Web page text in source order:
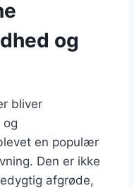
og
bliver
en populær
Den er ikke
afgrøde,